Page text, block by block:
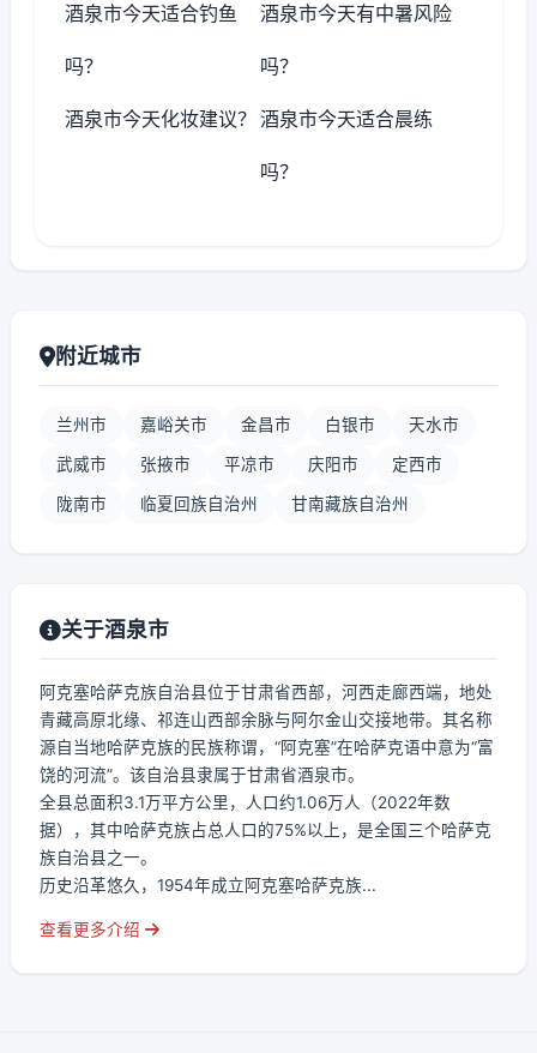
酒泉市今天适合钓鱼
吗？
酒泉市今天有中暑风险
吗？
酒泉市今天化妆建议？ 酒泉市今天适合晨练
吗？
附近城市
兰州市 嘉峪关市 金昌市 白银市 天水市
武威市 张掖市 平凉市 庆阳市 定西市
陇南市 临夏回族自治州 甘南藏族自治州
关于酒泉市
阿克塞哈萨克族自治县位于甘肃省西部，河西走廊西端，地处
青藏高原北缘、祁连山西部余脉与阿尔金山交接地带。其名称
源自当地哈萨克族的民族称谓，“阿克塞”在哈萨克语中意为“富
饶的河流”。该自治县隶属于甘肃省酒泉市。
全县总面积3.1万平方公里，人口约1.06万人（2022年数
据），其中哈萨克族占总人口的75%以上，是全国三个哈萨克
族自治县之一。
历史沿革悠久，1954年成立阿克塞哈萨克族...
查看更多介绍